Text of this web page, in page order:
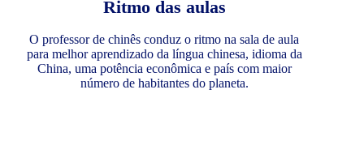
Ritmo das aulas
O professor de chinês conduz o ritmo na sala de aula
para melhor aprendizado da língua chinesa, idioma da
China, uma potência econômica e país com maior
número de habitantes do planeta.